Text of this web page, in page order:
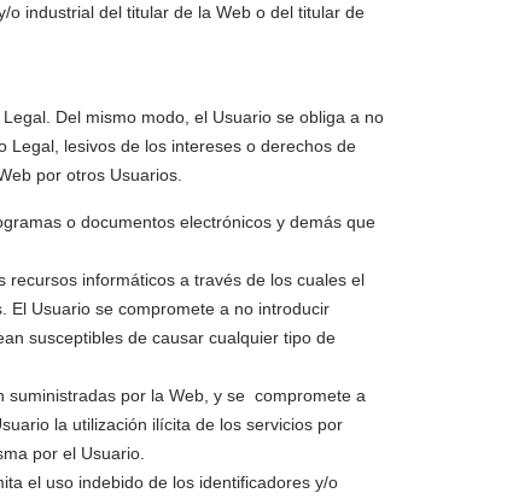
industrial del titular de la Web o del titular de
Del mismo modo, el Usuario se obliga a no
Legal, lesivos de los intereses o derechos de
por otros Usuarios.
o documentos electrónicos y demás que
recursos informáticos a través de los cuales el
El Usuario se compromete a no introducir
susceptibles de causar cualquier tipo de
suministradas por la Web, y se compromete a
la utilización ilícita de los servicios por
por el Usuario.
el uso indebido de los identificadores y/o